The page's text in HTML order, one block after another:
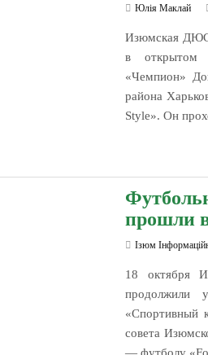
Юлія Маклай
Изюмская
в открытом
«Чемпион»
района
Style». Он
прошли
Ізюм
18 октября
продолжили
«Спортивный
совета